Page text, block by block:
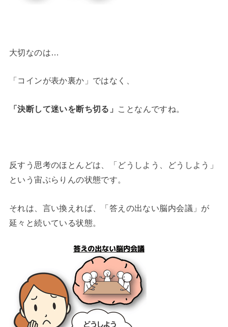
大切なのは…
「コインが表か裏か」ではなく、
「決断して迷いを断ち切る」 ことなんですね。
反すう思考のほとんどは、「どうしよう、どうしよう」
という宙ぶらりんの状態です。
それは、言い換えれば、「答えの出ない脳内会議」が
延々と続いている状態。